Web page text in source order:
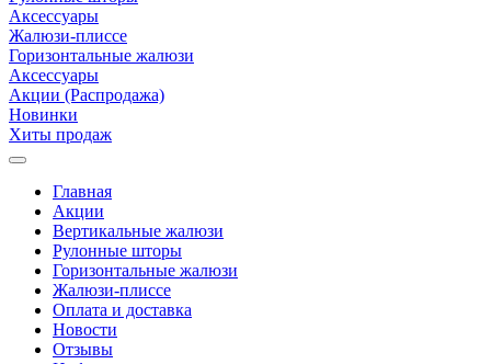
Аксессуары
Жалюзи-плиссе
Горизонтальные жалюзи
Аксессуары
Акции (Распродажа)
Новинки
Хиты продаж
Главная
Акции
Вертикальные жалюзи
Рулонные шторы
Горизонтальные жалюзи
Жалюзи-плиссе
Оплата и доставка
Новости
Отзывы